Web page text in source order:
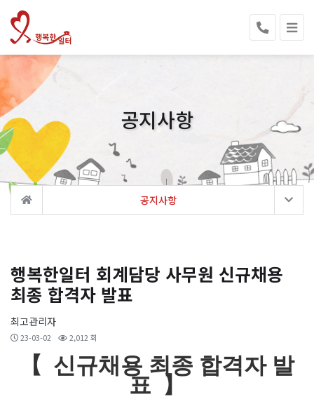
공지사항
공지사항
행복한일터 회계담당 사무원 신규채용
최종 합격자 발표
최고관리자
23-03-02 2,012 회
【 신규채용 최종 합격자 발
표 】